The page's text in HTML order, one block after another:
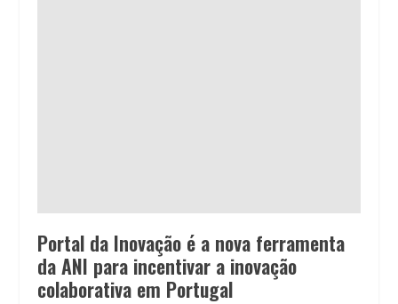
Portal da Inovação é a nova ferramenta
da ANI para incentivar a inovação
colaborativa em Portugal